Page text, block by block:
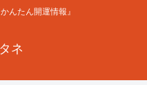
んたん開運情報』
ネ